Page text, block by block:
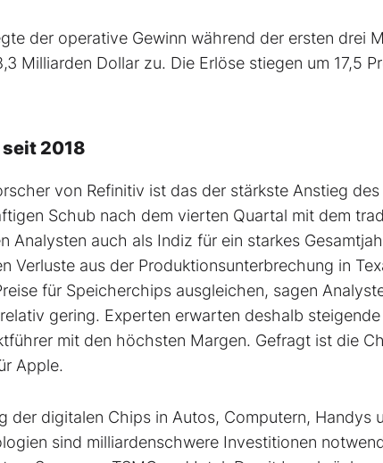
der operative Gewinn während der ersten drei
Milliarden Dollar zu. Die Erlöse stiegen um 17,5
2018
von Refinitiv ist das der stärkste Anstieg
Schub nach dem vierten Quartal mit dem
Analysten auch als Indiz für ein starkes
Verluste aus der Produktionsunterbrechung in
für Speicherchips ausgleichen, sagen
gering. Experten erwarten deshalb
mit den höchsten Margen. Gefragt ist die
Apple.
der digitalen Chips in Autos, Computern, Handys
sind milliardenschwere Investitionen